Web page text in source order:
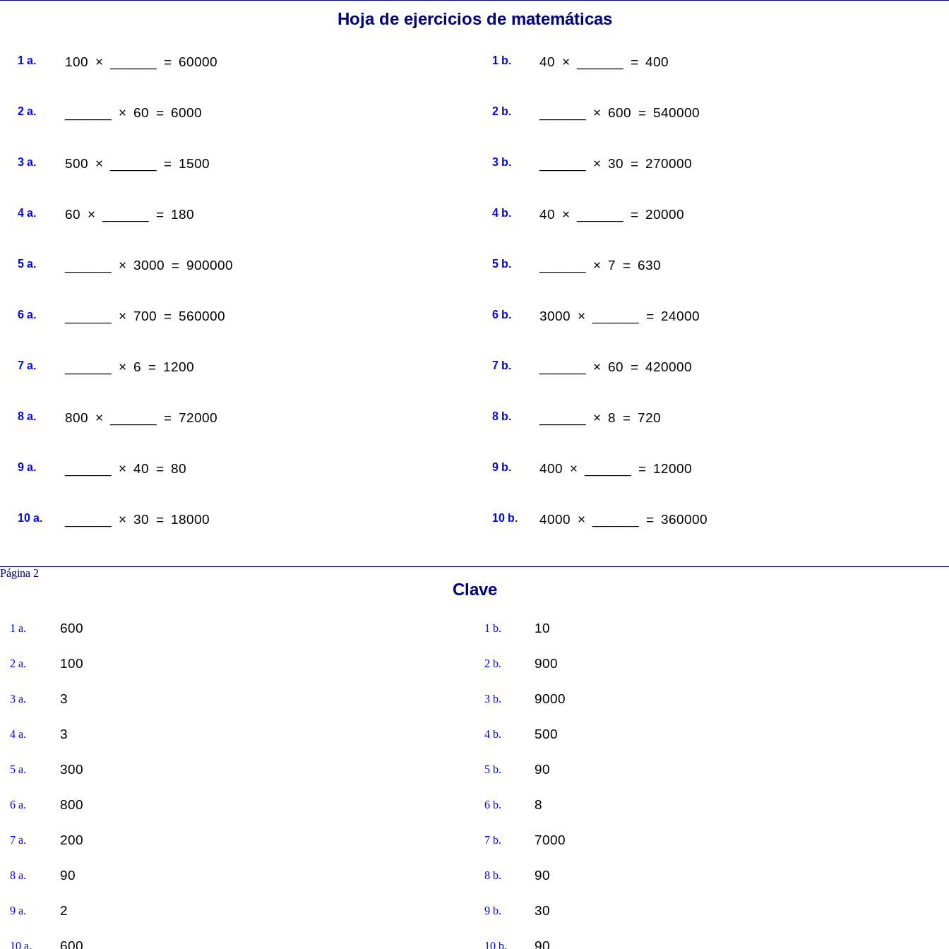
Hoja de ejercicios de matemáticas
1 a. 100 × ______ = 60000 1 b. 40 × ______ = 400
2 a. ______ × 60 = 6000 2 b. ______ × 600 = 540000
3 a. 500 × ______ = 1500 3 b. ______ × 30 = 270000
4 a. 60 × ______ = 180 4 b. 40 × ______ = 20000
5 a. ______ × 3000 = 900000 5 b. ______ × 7 = 630
6 a. ______ × 700 = 560000 6 b. 3000 × ______ = 24000
7 a. ______ × 6 = 1200 7 b. ______ × 60 = 420000
8 a. 800 × ______ = 72000 8 b. ______ × 8 = 720
9 a. ______ × 40 = 80 9 b. 400 × ______ = 12000
10 a. ______ × 30 = 18000 10 b. 4000 × ______ = 360000
Página 2
Clave
1 a. 600 1 b. 10
2 a. 100 2 b. 900
3 a. 3 3 b. 9000
4 a. 3 4 b. 500
5 a. 300 5 b. 90
6 a. 800 6 b. 8
7 a. 200 7 b. 7000
8 a. 90 8 b. 90
9 a. 2 9 b. 30
10 a. 600 10 b. 90